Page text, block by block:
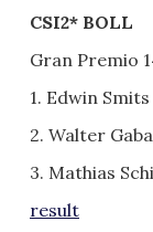
CSI2* BOLL
Gran Premio
1. Edwin
2. Walter
3. Mathias
result